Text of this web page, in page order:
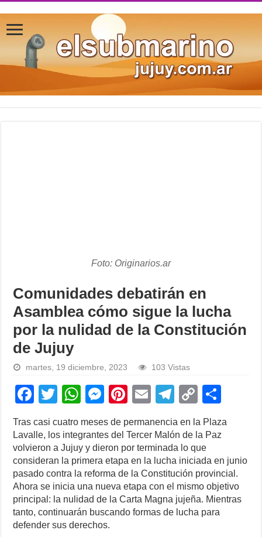
Foto: Originarios.ar
Comunidades debatirán en
Asamblea cómo sigue la lucha
por la nulidad de la Constitución
de Jujuy
martes, 19 diciembre, 2023 103 Vistas
F
c
e
b
o
o
k
T
wi
tt
er
W
at
s
A
p
p
M
e
ss
e
n
g
er
Pi
er
e
st
E
ail
T
e
gr
a
m
C
o
p
y
Li
n
k
ar
Tras casi cuatro meses de permanencia en la Plaza
Lavalle, los integrantes del Tercer Malón de la Paz
volvieron a Jujuy y dieron por terminada lo que
consideran la primera etapa en la lucha iniciada en junio
pasado contra la reforma de la Constitución provincial.
Ahora se inicia una nueva etapa con el mismo objetivo
principal: la nulidad de la Carta Magna jujeña. Mientras
tanto, continuarán buscando formas de lucha para
defender sus derechos.